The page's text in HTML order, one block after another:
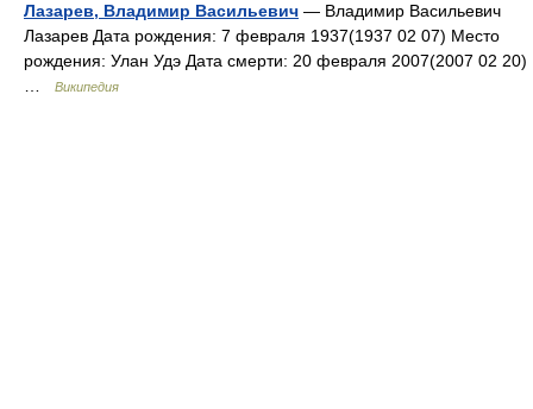
Лазарев, Владимир Васильевич — Владимир Васильевич
Лазарев Дата рождения: 7 февраля 1937(1937 02 07) Место
рождения: Улан Удэ Дата смерти: 20 февраля 2007(2007 02 20)
Википедия